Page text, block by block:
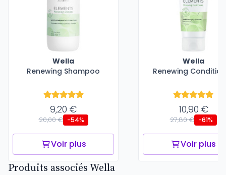
Wella
Renewing Shampoo
9,20 €
20,00 € -54%
Voir plus
Wella
Renewing
10,90 €
27,80 € -61%
Voir plus
Produits associés Wella